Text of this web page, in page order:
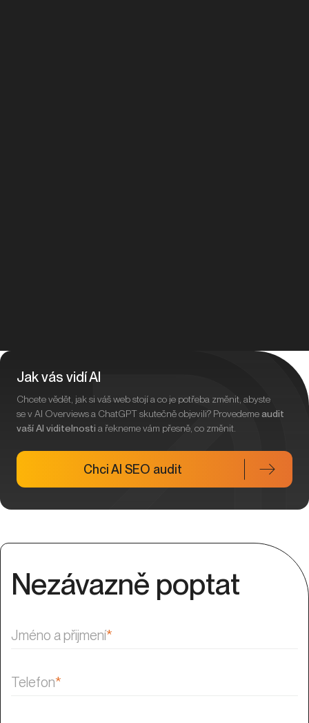
Jak vás vidí AI
Chcete vědět, jak si váš web stojí a co je potřeba změnit, abyste
se v AI Overviews a ChatGPT skutečně objevili? Provedemeaudit
vaší AI viditelnosti a řekneme vám přesně, co změnit.
Chci AI SEO audit
Nezávazně poptat
Jméno a přijmení*
Telefon*